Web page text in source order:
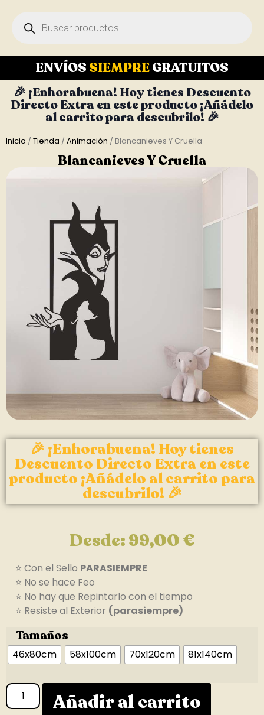
ENVÍOS SIEMPREGRATUITOS
🎉 ¡Enhorabuena! Hoy tienes Descuento
Directo Extra en este producto ¡Añádelo
al carrito para descubrilo! 🎉
Inicio /Tienda /Animación / Blancanieves Y Cruella
Blancanieves Y Cruella
🎉 ¡Enhorabuena! Hoy tienes
Descuento Directo Extra en este
producto ¡Añádelo al carrito para
descubrilo! 🎉
Desde:99,00€
⭐ Con el Sello PARASIEMPRE
⭐ No se hace Feo
⭐ No hay que Repintarlo con el tiempo
⭐ Resiste al Exterior (parasiempre)
Tamaños
46x80cm 58x100cm 70x120cm 81x140cm
Añadir al carrito